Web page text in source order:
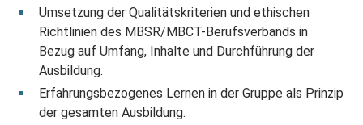
Umsetzung der Qualitätskriterien und ethischen
Richtlinien des MBSR/MBCT-Berufsverbands in
Bezug auf Umfang, Inhalte und Durchführung der
Ausbildung.
Erfahrungsbezogenes Lernen in der Gruppe als Prinzip
der gesamten Ausbildung.